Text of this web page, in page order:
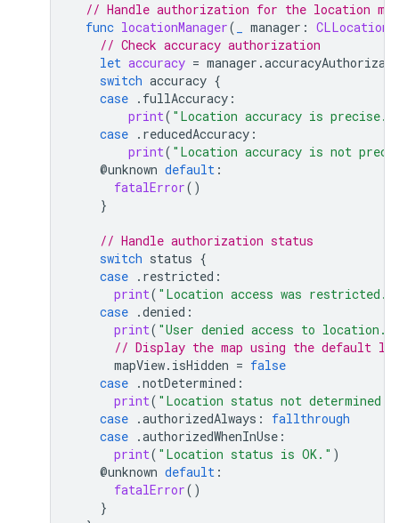
// Handle authorization for the location
func locationManager( manager :
// Check accuracy authorization
let accuracy = manager .
switch accuracy {
case . fullAccuracy :
print( "Location accuracy is precise."
case . reducedAccuracy :
print( "Location accuracy is not
@unknown default :
fatalError()
}
// Handle authorization status
switch status {
case . restricted :
print( "Location access was restricted."
case .denied :
print( "User denied access to location."
// Display the map using the default
mapView. isHidden = false
case .notDetermined :
print( "Location status not determined."
case .authorizedAlways :
fallthrough
case .authorizedWhenInUse :
print( "Location status is OK." )
@unknown default :
fatalError()
}